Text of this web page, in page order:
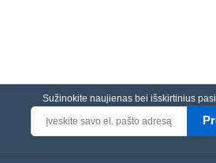
Sužinokite naujienas bei išskirtinius